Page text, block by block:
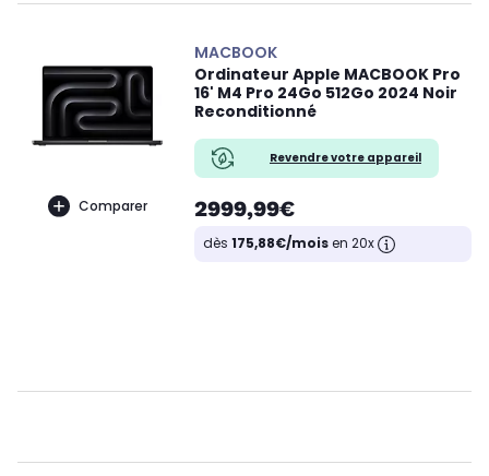
Comparer
MACBOOK
Ordinateur Apple MACBOOK Pro
16' M4 Pro 24Go 512Go 2024 Noir
Reconditionné
Revendre votre appareil
2999,99€
dès 175,88€/moisen 20x